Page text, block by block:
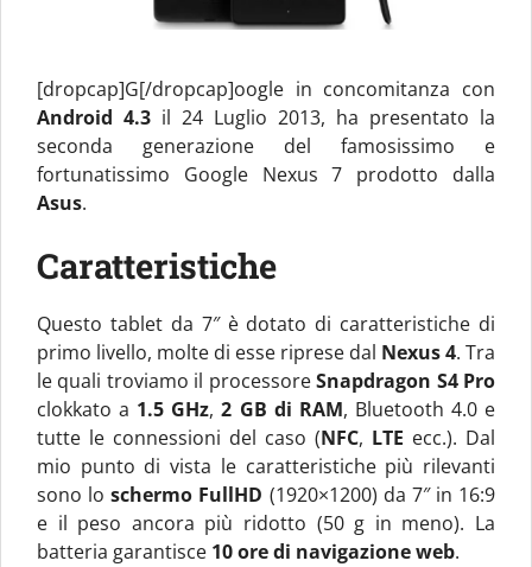
[dropcap]G[/dropcap]oogle in concomitanza con
Android 4.3 il 24 Luglio 2013, ha presentato la
seconda generazione del famosissimo e
fortunatissimo Google Nexus 7 prodotto dalla
Asus.
Caratteristiche
Questo tablet da 7″ è dotato di caratteristiche di
primo livello, molte di esse riprese dal Nexus 4. Tra
le quali troviamo il processoreSnapdragon S4 Pro
clokkato a 1.5 GHz,2 GB di RAM, Bluetooth 4.0 e
tutte le connessioni del caso (NFC, LTE ecc.). Dal
mio punto di vista le caratteristiche più rilevanti
sono loschermo FullHD (1920×1200) da 7″ in 16:9
e il peso ancora più ridotto (50 g in meno). La
batteria garantisce 10 ore di navigazione web.